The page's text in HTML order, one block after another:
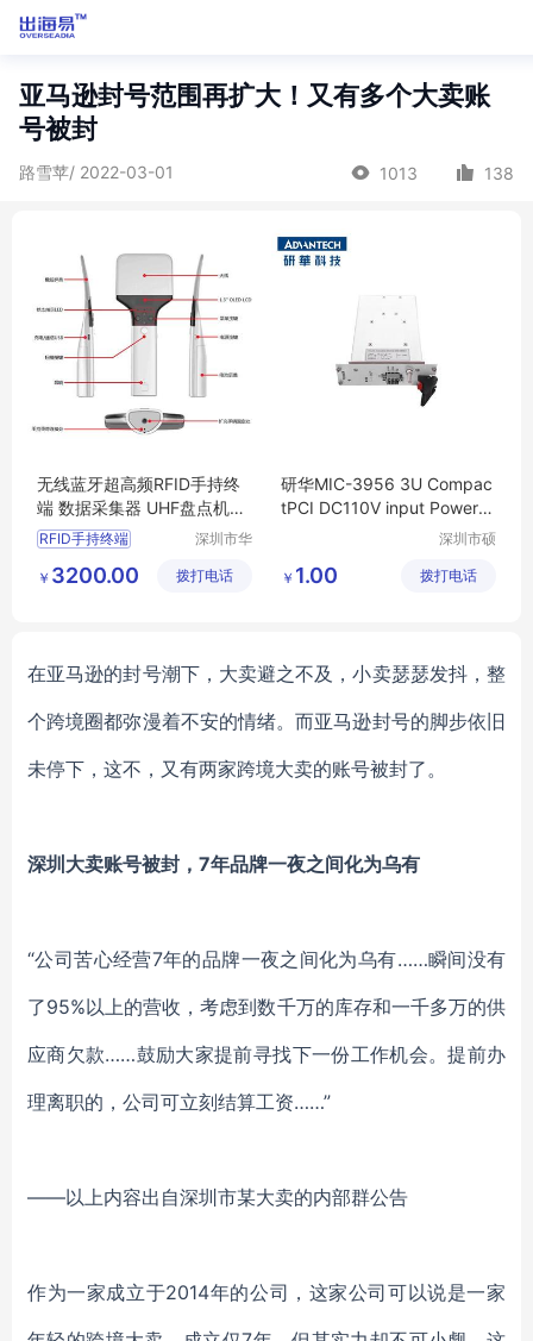
亚马逊封号范围再扩大！又有多个大卖账
号被封
路雪苹/ 2022-03-01 1013 138
无线蓝牙超高频RFID手持终
端 数据采集器 UHF盘点机HX
U-A100
RFID手持终端
RFID盘点机
深圳市华
技有限公
￥ 3200.00 拨打电话
研华MIC-3956 3U Compac
tPCI DC110V input Power S
深圳市硕
限公司
￥ 1.00 拨打电话
在亚马逊的封号潮下，大卖避之不及，小卖瑟瑟发抖，整
个跨境圈都弥漫着不安的情绪。而亚马逊封号的脚步依旧
未停下，这不，又有两家跨境大卖的账号被封了。
深圳大卖账号被封， 7年品牌一夜之间化为乌有
“公司苦心经营7年的品牌一夜之间化为乌有……瞬间没有
了95%以上的营收，考虑到数千万的库存和一千多万的供
应商欠款……鼓励大家提前寻找下一份工作机会。提前办
理离职的，公司可立刻结算工资……”
——以上内容出自深圳市某大卖的内部群公告
作为一家成立于2014年的公司，这家公司可以说是一家